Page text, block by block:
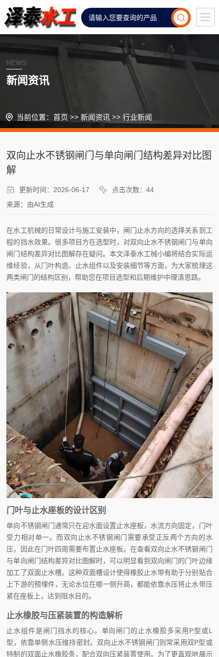
NEWS
新闻资讯
当前位置： 首页 >> 新闻资讯 >> 行业新闻
双向止水不锈钢闸门与单向闸门结构差异对比图
解
更新时间：2026-06-17
点击次数：44
来源：由AI生成
在水工机械的日常设计与施工安装中，闸门止水方向的选择关系到工
程的挡水效果。很多项目方在选型时，对双向止水不锈钢闸门与单向
闸门结构差异对比图解存在疑问。本文泽泰水工械小编将结合实际运
维经验，从门叶构造、止水组件以及安装细节等方面，为大家梳理这
两类闸门的结构区别，帮助您在项目选型和后期维护中理清思路。
门叶与止水座板的设计区别
单向不锈钢闸门通常只在迎水面设置止水座板，水流方向固定，门叶
受力相对单一。而双向止水不锈钢闸门需要承受正反两个方向的水
压，因此在门叶四周需要布置止水座板。在查看双向止水不锈钢闸门
与单向闸门结构差异对比图解时，可以明显看到双向闸门的门叶边缘
加工了双面止水槽。这种双面槽设计使得橡胶止水带有助于分别贴合
上下游的预埋件，无论水位在哪一侧升高，都能依靠水压将止水带压
紧在座板上，达到阻水目的。
止水橡胶与压紧装置的构造解析
止水组件是闸门挡水的核心。单向闸门的止水橡胶多采用P型或L
型，依靠单侧水压维持密封。双向止水不锈钢闸门则常采用双P型或
特制的双面止水橡胶条，配合双向压紧装置使用。为了更直观地展示